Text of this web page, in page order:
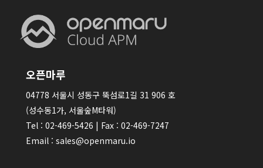
오픈마루
04778 서울시 성동구 뚝섬로1길 31 906 호
(성수동1가, 서울숲M타워)
Tel : 02-469-5426 | Fax : 02-469-7247
Email : sales@openmaru.io